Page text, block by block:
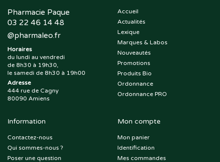
Pharmacie Paque
03 22 46 14 48
@pharmaleo.fr
Horaires
du lundi au vendredi
de 8h30 à 19h30,
le samedi de 8h30 à 19h00
Adresse
444 rue de Cagny
80090 Amiens
Accueil
Actualités
Lexique
Marques & Labos
Nouveautés
Promotions
Produits Bio
Ordonnance
Ordonnance PRO
Information
Contactez-nous
Qui sommes-nous ?
Poser une question
Mon compte
Mon panier
Identification
Mes commandes